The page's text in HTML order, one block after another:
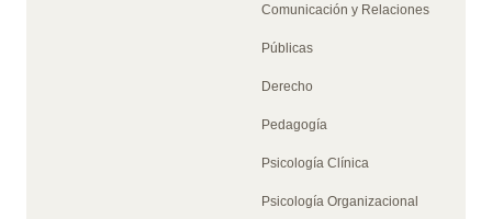
Comunicación y Relaciones
Públicas
Derecho
Pedagogía
Psicología Clínica
Psicología Organizacional